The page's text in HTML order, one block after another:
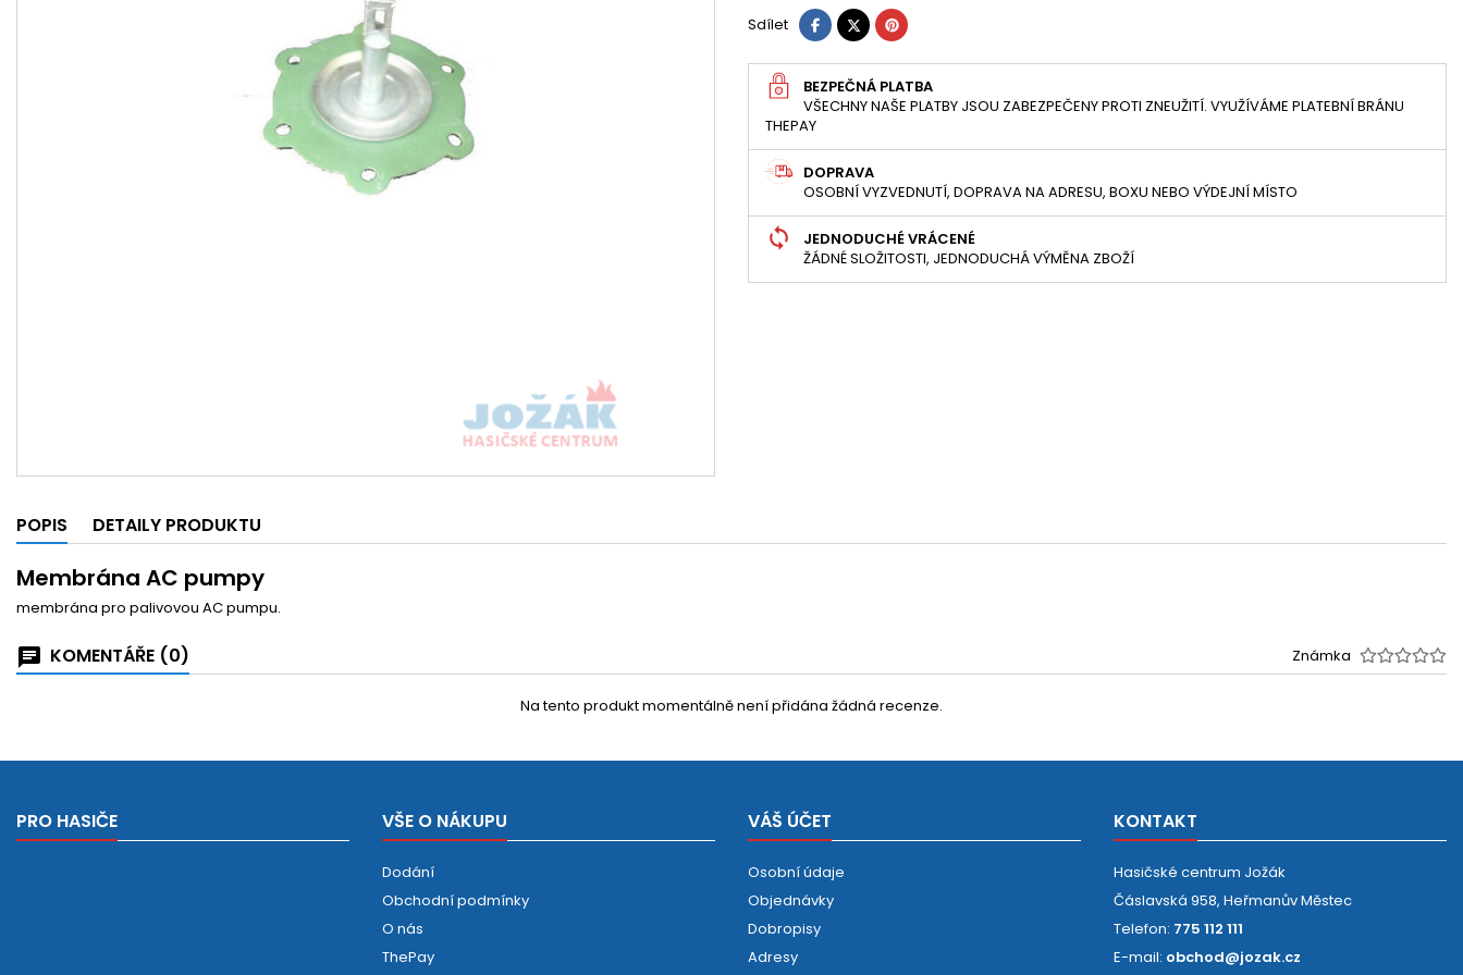
Sdílet SdíletTweetPinterest
BEZPEČNÁ PLATBA
VŠECHNY NAŠE PLATBY JSOU ZABEZPEČENY PROTI ZNEUŽITÍ. VYUŽÍVÁME PLATEBNÍ BRÁNU
THEPAY
DOPRAVA
OSOBNÍ VYZVEDNUTÍ, DOPRAVA NA ADRESU, BOXU NEBO VÝDEJNÍ MÍSTO
JEDNODUCHÉ VRÁCENÉ
ŽÁDNÉ SLOŽITOSTI, JEDNODUCHÁ VÝMĚNA ZBOŽÍ
POPIS DETAILY PRODUKTU
Membrána AC pumpy
membrána pro palivovou AC pumpu.
KOMENTÁŘE (0) Známka
Na tento produkt momentálně není přidána žádná recenze.
PRO HASIČE VŠE O NÁKUPU
Dodání
Obchodní podmínky
O nás
ThePay
VÁŠ ÚČET
Osobní údaje
Objednávky
Dobropisy
Adresy
KONTAKT
Hasičské centrum Jožák
Čáslavská 958, Heřmanův Městec
Telefon: 775 112 111
E-mail: obchod@jozak.cz